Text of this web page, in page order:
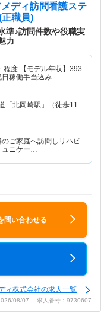
ディ訪問看護ステ
職員)
準♪訪問件数や役職実
力
程度 【モデル年収】 393
稼働手当込み
「北岡崎駅」（徒歩11
ご家庭へ訪問しリハビ
ュニケー…
問い合わせる
ィ株式会社の求人一覧
08/07 求人番号：9730607